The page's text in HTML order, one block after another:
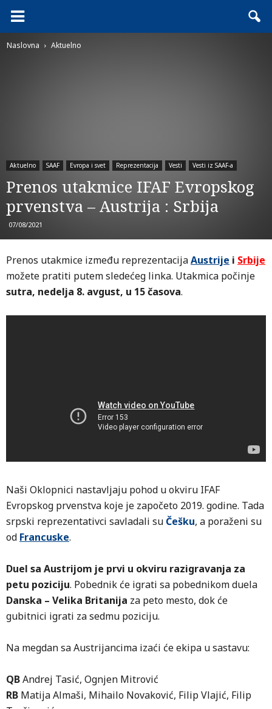
Naslovna Aktuelno
Aktuelno SAAF Evropa i svet Reprezentacija Vesti Vesti iz SAAF-a
Prenos utakmice IFAF Evropskog
prvenstva – Austrija : Srbija
07/08/2021
Prenos utakmice između reprezentacijaAustrije i Srbije
možete pratiti putem sledećeg linka. Utakmica počinje
sutra, nedelja 8. avgust, u 15 časova.
Naši Oklopnici nastavljaju pohod u okviru IFAF
Evropskog prvenstva koje je započeto 2019. godine. Tada
srpski reprezentativci savladali suČešku, a poraženi su
od Francuske.
Duel sa Austrijom je prvi u okviru razigravanja za
petu poziciju. Pobednik će igrati sa pobednikom duela
Danska – Velika Britanija za peto mesto, dok će
gubitnici igrati za sedmu poziciju.
Na megdan sa Austrijancima izaći će ekipa u sastavu:
QBAndrej Tasić, Ognjen Mitrović
RB Matija Almaši, Mihailo Novaković, Filip Vlajić, Filip